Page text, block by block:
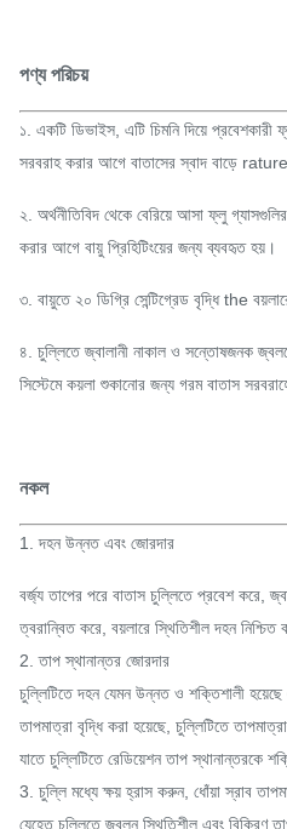
পণ্য পরিচয়
১. একটি ডিভাইস, এটি চিমনি দিয়ে প্রবেশকারী
সরবরাহ করার আগে বাতাসের স্বাদ বাড়ে rature
২. অর্থনীতিবিদ থেকে বেরিয়ে আসা ফ্লু
করার আগে বায়ু প্রিহিটিংয়ের জন্য ব্যবহৃত হয়।
৩. বায়ুতে ২০ ডিগ্রি সেন্টিগ্রেড বৃদ্ধি the
৪. চুল্লিতে জ্বালানী নাকাল ও সন্তোষজনক
সিস্টেমে কয়লা শুকানোর জন্য গরম বাতাস
নকল
1. দহন উন্নত এবং জোরদার
বর্জ্য তাপের পরে বাতাস চুল্লিতে প্রবেশ করে,
ত্বরান্বিত করে, বয়লারে স্থিতিশীল দহন
2. তাপ স্থানান্তর জোরদার
চুল্লিটিতে দহন যেমন উন্নত ও শক্তিশালী
তাপমাত্রা বৃদ্ধি করা হয়েছে, চুল্লিটিতে
যাতে চুল্লিটিতে রেডিয়েশন তাপ স্থানান্তরকে
3. চুল্লি মধ্যে ক্ষয় হ্রাস করুন, ধোঁয়া স্রাব
যেহেতু চুল্লিতে জ্বলন স্থিতিশীল এবং বিকিরণ